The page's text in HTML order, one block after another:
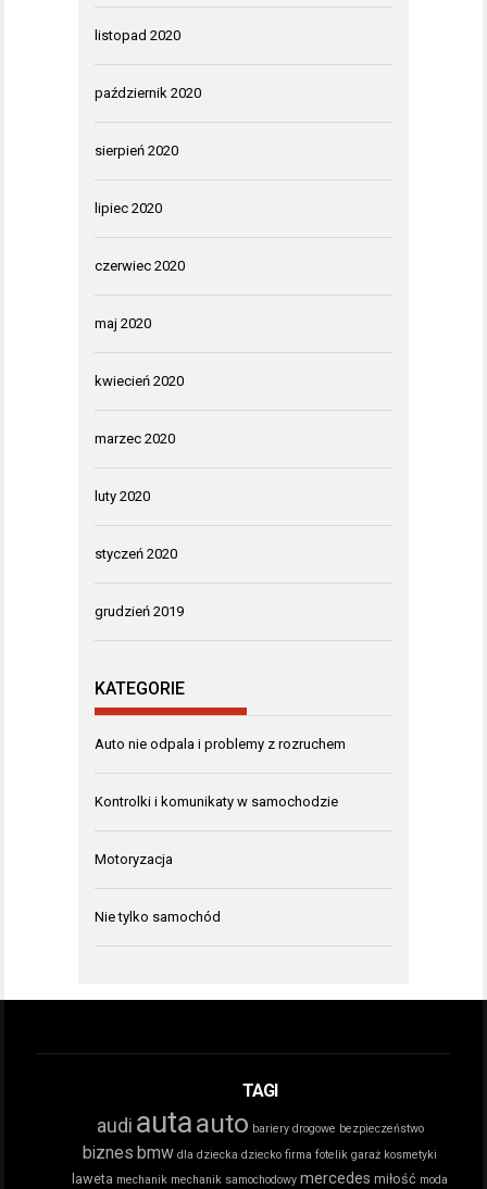
listopad 2020
październik 2020
sierpień 2020
lipiec 2020
czerwiec 2020
maj 2020
kwiecień 2020
marzec 2020
luty 2020
styczeń 2020
grudzień 2019
KATEGORIE
Auto nie odpala i problemy z rozruchem
Kontrolki i komunikaty w samochodzie
Motoryzacja
Nie tylko samochód
TAGI
audi autaauto bariery drogowe bezpieczeństwo
biznes bmw dla dziecka dziecko firma fotelik garaż kosmetyki
laweta mechanik mechanik samochodowy mercedes miłość moda